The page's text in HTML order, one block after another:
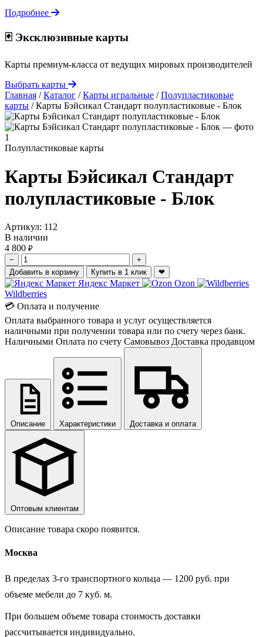
Подробнее
🃏 Эксклюзивные карты
Карты премиум-класса от ведущих мировых производителей
Выбрать карты
Главная / Каталог / Карты игральные / Полупластиковые
карты / Карты Бэйсикал Стандарт полупластиковые - Блок
Полупластиковые карты
Карты Бэйсикал Стандарт
полупластиковые - Блок
Артикул: 112
В наличии
4 800 ₽
−
+
Добавить в корзину
Купить в 1 клик ❤
Яндекс Маркет
Ozon
Wildberries
💳 Оплата и получение
Оплата выбранного товара и услуг осуществляется
наличными при получении товара или по счету через банк.
Наличными Оплата по счету Самовывоз Доставка продавцом
Описание Характеристики Доставка и оплата
Оптовым клиентам
Описание товара скоро появится.
Москва
В пределах 3-го транспортного кольца — 1200 руб. при
объеме мебели до 7 куб. м.
При большем объеме товара стоимость доставки
рассчитывается индивидуально.